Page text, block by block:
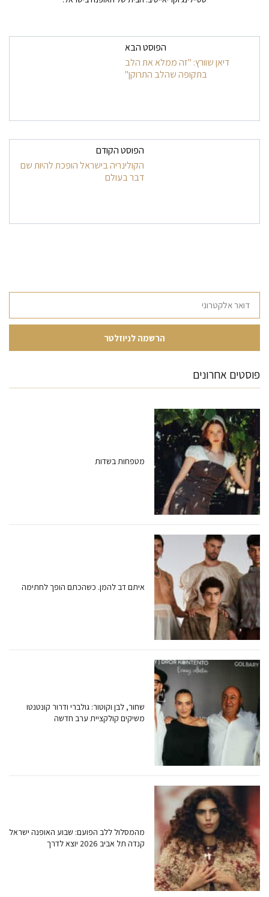
ניווט בפרסומיםהפוסט הבא
דיאן שוורץ: "זה ממלא את הלב
בתקופה שהלב התרוקן"
הפוסט הקודם
הקולינריה בישראל הופכת להיות שם
דבר בעולם
פוסטים אחרונים
מטפחות בשדות
איתם דב להמן. כשהכתם הופך לחתימה
שחור, לבן וקוטור: גולברי ודרור קונטנטו
משיקים קולקציית ערב חדשה
מהמסלול ללב הפועם: שבוע האופנה ישראל
קנדה תל אביב 2026 יוצא לדרך